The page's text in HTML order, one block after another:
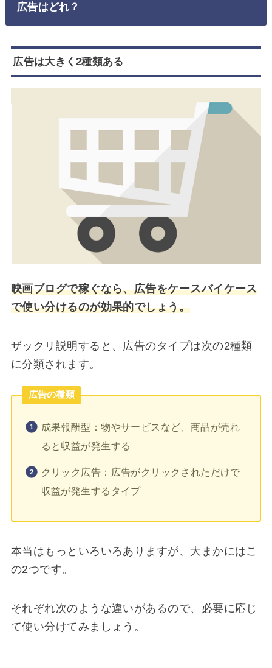
広告はどれ？
広告は大きく2種類ある
映画ブログで稼ぐなら、広告をケースバイケース
で使い分けるのが効果的でしょう。
ザックリ説明すると、広告のタイプは次の2種類
に分類されます。
広告の種類
成果報酬型：物やサービスなど、商品が売れ
ると収益が発生する
クリック広告：広告がクリックされただけで
収益が発生するタイプ
本当はもっといろいろありますが、大まかにはこ
の2つです。
それぞれ次のような違いがあるので、必要に応じ
て使い分けてみましょう。